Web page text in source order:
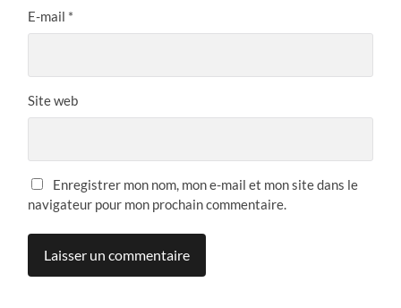
E-mail *
Site web
Enregistrer mon nom, mon e-mail et mon site dans le
navigateur pour mon prochain commentaire.